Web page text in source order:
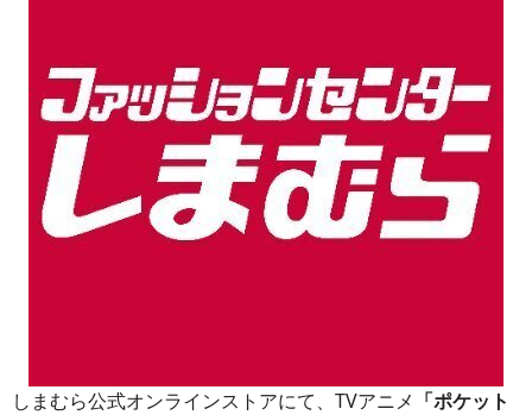
しまむら公式オンラインストアにて、TVアニメ 「ポケット